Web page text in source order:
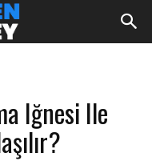
Iğnesi Ile